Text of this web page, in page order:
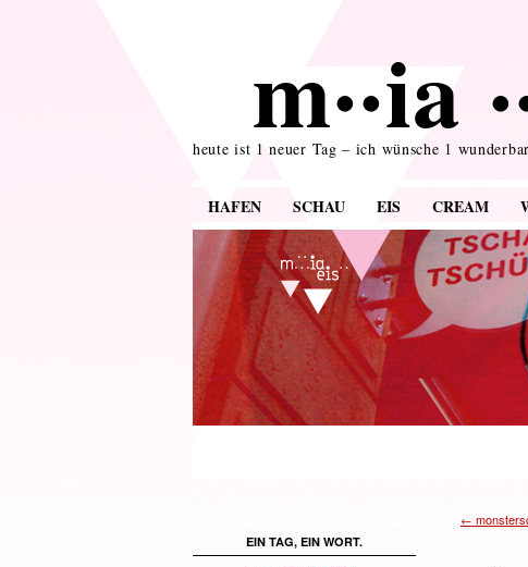
m··ia
heute ist 1 neuer Tag – ich wünsche 1
HAFEN SCHAU EIS CREAM
←
EIN TAG, EIN WORT.